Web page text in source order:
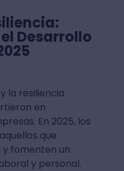
Desarrollo
la resiliencia
en
En 2025, los
que
fomenten un
y personal.